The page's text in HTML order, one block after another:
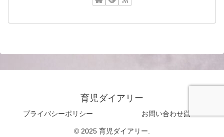
育児ダイアリー
プライバシーポリシー お問い合わせ📨
© 2025 育児ダイアリー.